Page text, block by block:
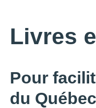
Livres
Pour
du